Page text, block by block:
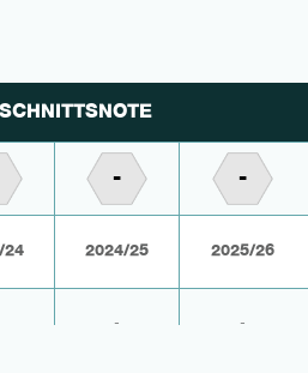
- -
24 2024/25 2025/26
- -